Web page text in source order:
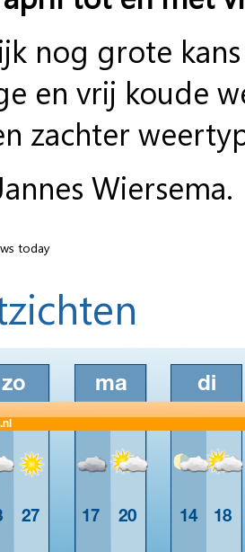
nog grote
en vrij koude
zachter
today